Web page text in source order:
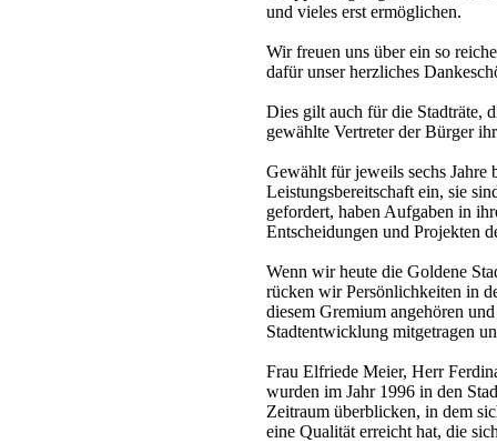
und vieles erst ermöglichen.
Wir freuen uns über ein so
dafür unser herzliches
Dies gilt auch für die Stadträte,
gewählte Vertreter der Bürger
Gewählt für jeweils sechs Jahre
Leistungsbereitschaft ein, sie
gefordert, haben Aufgaben in
Entscheidungen und Projekten
Wenn wir heute die Goldene
rücken wir Persönlichkeiten in
diesem Gremium angehören
Stadtentwicklung mitgetragen
Frau Elfriede Meier, Herr
wurden im Jahr 1996 in den
Zeitraum überblicken, in dem
eine Qualität erreicht hat, die